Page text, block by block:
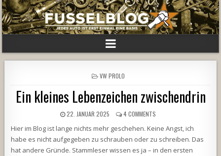
POSTED
IN
VW PROLO
Ein kleines Lebenzeichen zwischendrin
22. JANUAR 2025 4 COMMENTS
Hier im Blog ist lange nichts mehr geschehen. Keine Angst, ich
habe es nicht aufgegeben zu schrauben oder zu schreiben. Das
hat andere Gründe. Stammleser wissen es ja – in den ersten